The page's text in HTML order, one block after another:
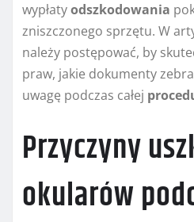
wypłatyodszkodowania
zniszczonego sprzętu. W
należy postępować, by
praw, jakie dokumenty
uwagę podczas całej
Przyczyny
okularów